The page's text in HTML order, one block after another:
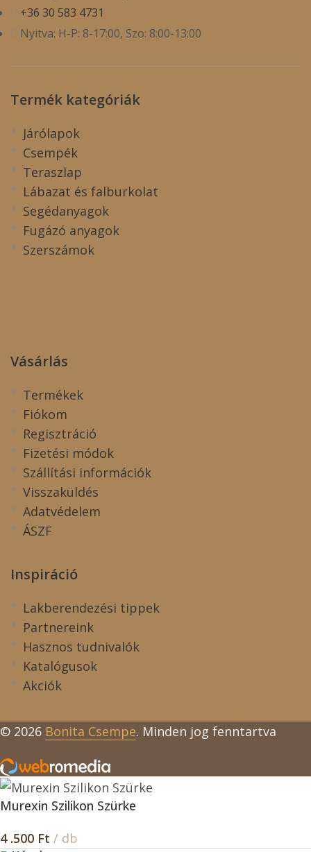
+36 30 583 4731
Nyitva: H-P: 8-17:00, Szo: 8:00-13:00
Termék kategóriák
Járólapok
Csempék
Teraszlap
Lábazat és falburkolat
Segédanyagok
Fugázó anyagok
Szerszámok
Vásárlás
Termékek
Fiókom
Regisztráció
Fizetési módok
Szállítási információk
Visszaküldés
Adatvédelem
ÁSZF
Inspiráció
Lakberendezési tippek
Partnereink
Hasznos tudnivalók
Katalógusok
Akciók
© 2026 Bonita Csempe. Minden jog fenntartva
Murexin Szilikon Szürke
4 .500 Ft / db